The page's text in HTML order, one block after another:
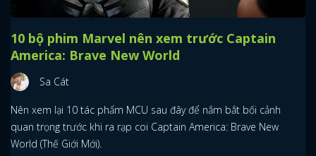
10 bộ phim Marvel nên xem trước Captain
America: Brave New World
Sa Cát
Nên xem lại 10 tác phẩm MCU sau đây để nắm bắt bối cảnh
quan trọng trước khi ra rạp coi Captain America: Brave New
World (Thế Giới Mới).